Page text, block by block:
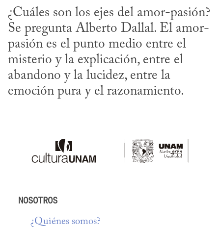
¿Cuáles son los ejes del amor-pasión?
Se pregunta Alberto Dallal. El amor-
pasión es el punto medio entre el
misterio y la explicación, entre el
abandono y la lucidez, entre la
emoción pura y el razonamiento.
NOSOTROS
¿Quiénes somos?